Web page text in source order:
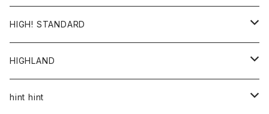
帽子
HIGH! STANDARD
アウター
ジャケット
トップス
HIGHLAND
帽子
hint hint